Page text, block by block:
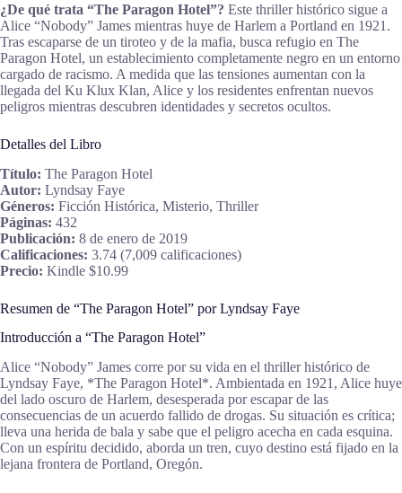
¿De qué trata “The Paragon Hotel”? Este thriller histórico sigue a
Alice “Nobody” James mientras huye de Harlem a Portland en 1921.
Tras escaparse de un tiroteo y de la mafia, busca refugio en The
Paragon Hotel, un establecimiento completamente negro en un entorno
cargado de racismo. A medida que las tensiones aumentan con la
llegada del Ku Klux Klan, Alice y los residentes enfrentan nuevos
peligros mientras descubren identidades y secretos ocultos.
Detalles del Libro
Título: The Paragon Hotel
Autor: Lyndsay Faye
Géneros: Ficción Histórica, Misterio, Thriller
Páginas: 432
Publicación: 8 de enero de 2019
Calificaciones: 3.74 (7,009 calificaciones)
Precio: Kindle $10.99
Resumen de “The Paragon Hotel” por Lyndsay Faye
Introducción a “The Paragon Hotel”
Alice “Nobody” James corre por su vida en el thriller histórico de
Lyndsay Faye, *The Paragon Hotel*. Ambientada en 1921, Alice huye
del lado oscuro de Harlem, desesperada por escapar de las
consecuencias de un acuerdo fallido de drogas. Su situación es crítica;
lleva una herida de bala y sabe que el peligro acecha en cada esquina.
Con un espíritu decidido, aborda un tren, cuyo destino está fijado en la
lejana frontera de Portland, Oregón.